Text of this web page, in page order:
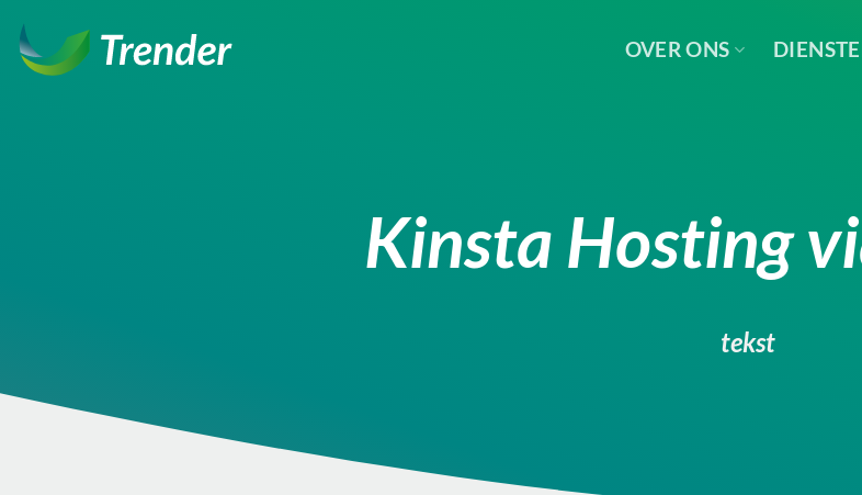
Ga
naar
OVER ONS
Kinsta Hosting
tekst